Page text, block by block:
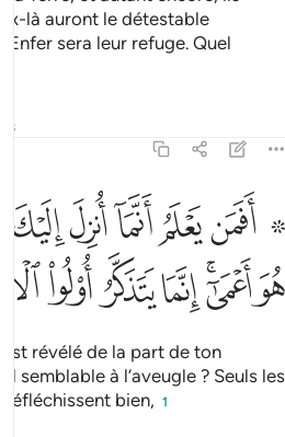
là auront le détestable
sera leur refuge. Quel
۞ افمن يعلم انما انزل اليك من ربك الحق
۞ أَفَمَن يَعْلَمُ أَنَّمَآ أُنزِلَ إِلَيْكَ
ﱁ ﱂﱃﱄﱅﱆ
ﱋﱌﱍﱎﱏﱐ
révélé de la part de ton
semblable à l’aveugle ? Seuls les
réfléchissent bien, 1